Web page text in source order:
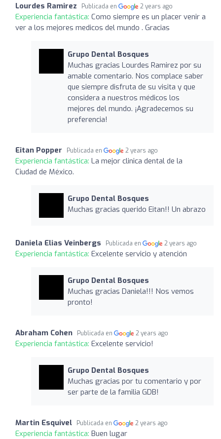
Lourdes Ramirez Publicada en 2 years ago
Experiencia fantástica: Como siempre es un placer venir a
ver a los mejores medicos del mundo . Gracias
Grupo Dental Bosques
Muchas gracias Lourdes Ramirez por su
amable comentario. Nos complace saber
que siempre disfruta de su visita y que
considera a nuestros médicos los
mejores del mundo. ¡Agradecemos su
preferencia!
Eitan Popper Publicada en 2 years ago
Experiencia fantástica: La mejor clinica dental de la
Ciudad de México.
Grupo Dental Bosques
Muchas gracias querido Eitan!! Un abrazo
Daniela Elias Veinbergs Publicada en 2 years ago
Experiencia fantástica: Excelente servicio y atención
Grupo Dental Bosques
Muchas gracias Daniela!!! Nos vemos
pronto!
Abraham Cohen Publicada en 2 years ago
Experiencia fantástica: Excelente servicio!
Grupo Dental Bosques
Muchas gracias por tu comentario y por
ser parte de la familia GDB!
Martin Esquivel Publicada en 2 years ago
Experiencia fantástica: Buen lugar